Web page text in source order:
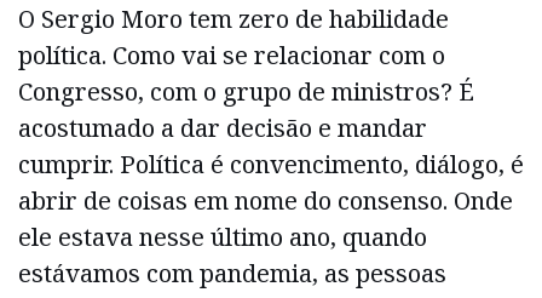
O Sergio Moro tem zero de habilidade
política. Como vai se relacionar com o
Congresso, com o grupo de ministros? É
acostumado a dar decisão e mandar
cumprir. Política é convencimento, diálogo, é
abrir de coisas em nome do consenso. Onde
ele estava nesse último ano, quando
estávamos com pandemia, as pessoas